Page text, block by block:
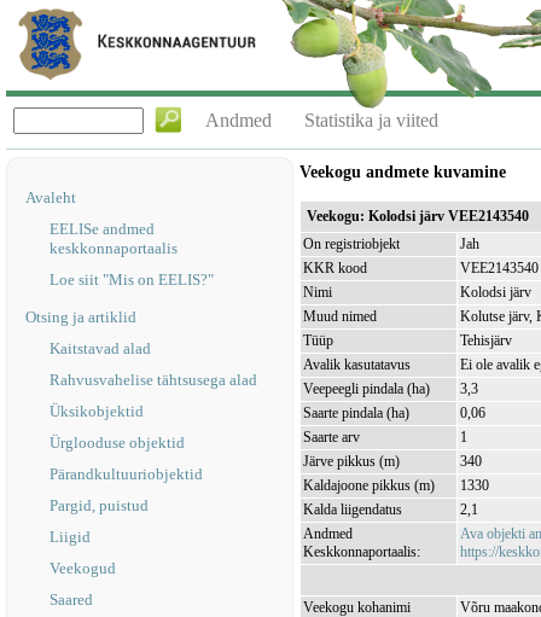
Andmed Statistika ja viited
Avaleht
EELISe andmed
keskkonnaportaalis
Loe siit "Mis on EELIS?"
Otsing ja artiklid
Kaitstavad alad
Rahvusvahelise tähtsusega alad
Üksikobjektid
Ürglooduse objektid
Pärandkultuuriobjektid
Pargid, puistud
Liigid
Veekogud
Saared
Veekogu andmete kuvamine
Veekogu: Kolodsi järv VEE2143540
On registriobjekt
Jah
KKR kood
VEE2143540
Nimi
Kolodsi järv
Muud nimed
Kolutse järv,
Tüüp
Tehisjärv
Avalik kasutatavus
Ei ole avalik
Veepeegli pindala (ha)
3,3
Saarte pindala (ha)
0,06
Saarte arv
1
Järve pikkus (m)
340
Kaldajoone pikkus (m)
1330
Kalda liigendatus
2,1
Andmed
Keskkonnaportaalis:
Ava objekti
https://
Veekogu kohanimi Võru